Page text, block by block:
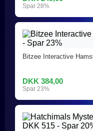
Spar 28%
Bitzee Interactive
DKK 384,00
Spar 23%